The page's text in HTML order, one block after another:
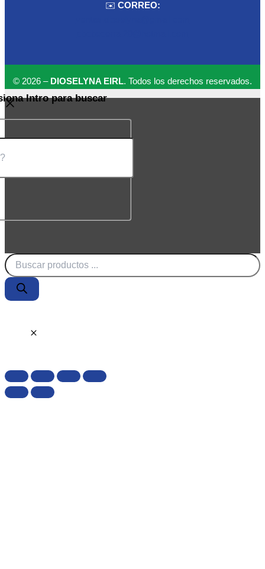
✉️ CORREO:
© 2026 – DIOSELYNA EIRL. Todos los derechos reservados.
Intro para buscar
Búsqueda
de
productos